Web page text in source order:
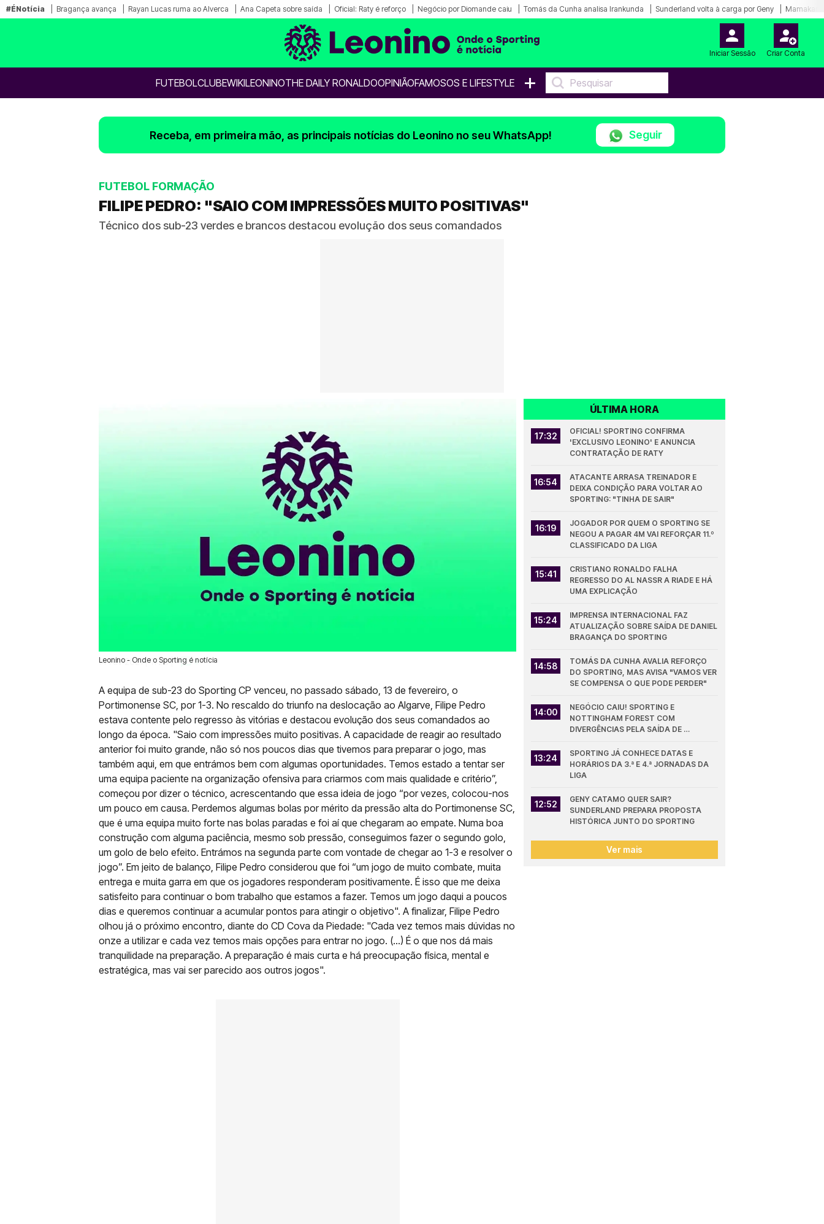
#ÉNotícia Bragança avança Rayan Lucas ruma ao Alverca Ana Capeta sobre saída Oficial: Raty é reforço Negócio por Diomande caiu Tomás da Cunha analisa Irankunda Sunderland volta à carga por Geny
Iniciar Sessão Criar Conta
FUTEBOLCLUBEWIKILEONINOTHE DAILY RONALDOOPINIÃOFAMOSOS E LIFESTYLE +
Receba, em primeira mão, as principais notícias do Leonino no seu WhatsApp! Seguir
FUTEBOL FORMAÇÃO
FILIPE PEDRO: "SAIO COM IMPRESSÕES MUITO POSITIVAS"
Técnico dos sub-23 verdes e brancos destacou evolução dos seus comandados
Leonino - Onde o Sporting é notícia
14 Fev 2021 | 11:26 | 0
A equipa de sub-23 do Sporting CP venceu, no passado sábado, 13 de fevereiro, o
Portimonense SC, por 1-3. No rescaldo do triunfo na deslocação ao Algarve, Filipe Pedro
estava contente pelo regresso às vitórias e destacou evolução dos seus comandados ao
longo da época. "Saio com impressões muito positivas. A capacidade de reagir ao resultado
anterior foi muito grande, não só nos poucos dias que tivemos para preparar o jogo, mas
também aqui, em que entrámos bem com algumas oportunidades. Temos estado a tentar ser
uma equipa paciente na organização ofensiva para criarmos com mais qualidade e critério”,
começou por dizer o técnico, acrescentando que essa ideia de jogo “por vezes, colocou-nos
um pouco em causa. Perdemos algumas bolas por mérito da pressão alta do Portimonense SC,
que é uma equipa muito forte nas bolas paradas e foi aí que chegaram ao empate. Numa boa
construção com alguma paciência, mesmo sob pressão, conseguimos fazer o segundo golo,
um golo de belo efeito. Entrámos na segunda parte com vontade de chegar ao 1-3 e resolver o
jogo”. Em jeito de balanço, Filipe Pedro considerou que foi “um jogo de muito combate, muita
entrega e muita garra em que os jogadores responderam positivamente. É isso que me deixa
satisfeito para continuar o bom trabalho que estamos a fazer. Temos um jogo daqui a poucos
dias e queremos continuar a acumular pontos para atingir o objetivo". A finalizar, Filipe Pedro
olhou já o próximo encontro, diante do CD Cova da Piedade: "Cada vez temos mais dúvidas no
onze a utilizar e cada vez temos mais opções para entrar no jogo. (...) É o que nos dá mais
tranquilidade na preparação. A preparação é mais curta e há preocupação física, mental e
estratégica, mas vai ser parecido aos outros jogos".
ÚLTIMA HORA
17:32
OFICIAL! SPORTING CONFIRMA
'EXCLUSIVO LEONINO' E ANUNCIA
CONTRATAÇÃO DE RATY
16:54
ATACANTE ARRASA TREINADOR E
DEIXA CONDIÇÃO PARA VOLTAR AO
SPORTING: "TINHA DE SAIR"
16:19
JOGADOR POR QUEM O SPORTING SE
NEGOU A PAGAR 4M VAI REFORÇAR 11.º
CLASSIFICADO DA LIGA
15:41
CRISTIANO RONALDO FALHA
REGRESSO DO AL NASSR A RIADE E HÁ
UMA EXPLICAÇÃO
15:24
IMPRENSA INTERNACIONAL FAZ
ATUALIZAÇÃO SOBRE SAÍDA DE DANIEL
BRAGANÇA DO SPORTING
14:58
TOMÁS DA CUNHA AVALIA REFORÇO
DO SPORTING, MAS AVISA "VAMOS VER
SE COMPENSA O QUE PODE PERDER"
14:00
NEGÓCIO CAIU! SPORTING E
NOTTINGHAM FOREST COM
DIVERGÊNCIAS PELA SAÍDA DE
13:24
SPORTING JÁ CONHECE DATAS E
HORÁRIOS DA 3.ª E 4.ª JORNADAS DA
LIGA
12:52
GENY CATAMO QUER SAIR?
SUNDERLAND PREPARA PROPOSTA
HISTÓRICA JUNTO DO SPORTING
Ver mais